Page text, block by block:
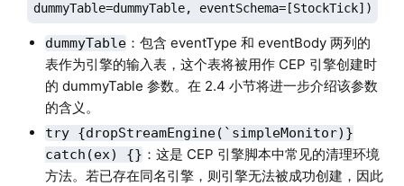
dummyTable=dummyTable, eventSchema=[StockTick])
dummyTable：包含 eventType 和 eventBody 两列的
表作为引擎的输入表，这个表将被用作 CEP 引擎创建时
的 dummyTable 参数。在 2.4 小节将进一步介绍该参数
的含义。
try {dropStreamEngine(`simpleMonitor)}
catch(ex) {} ：这是 CEP 引擎脚本中常见的清理环境
方法。若已存在同名引擎，则引擎无法被成功创建，因此